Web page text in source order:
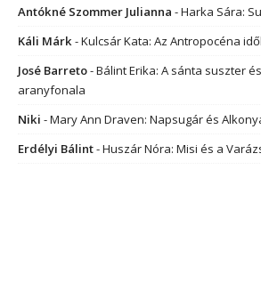
Antókné Szommer Julianna -Harka Sára:
Káli Márk-Kulcsár Kata: Az Antropocéna
José Barreto-Bálint Erika: A sánta suszter
aranyfonala
Niki -Mary Ann Draven: Napsugár és
Erdélyi Bálint-Huszár Nóra: Misi és a